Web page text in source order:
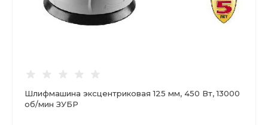
Шлифмашина эксцентриковая 125 мм, 450 Вт, 13000
об/мин ЗУБР